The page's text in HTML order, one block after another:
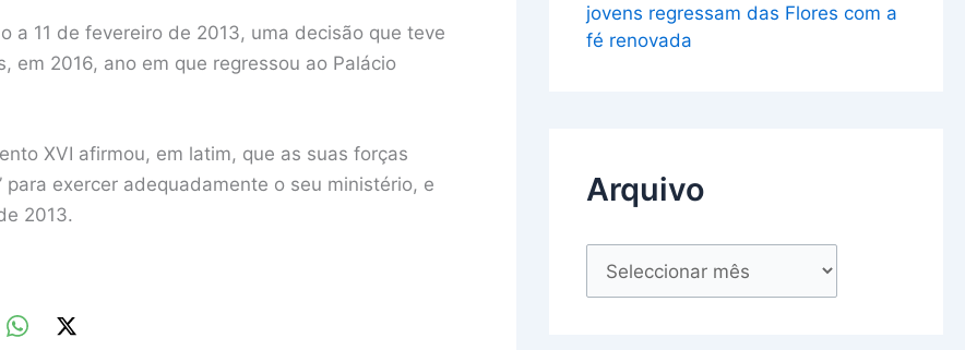
a 11 de fevereiro de 2013, uma decisão que teve
2016, ano em que regressou ao Palácio
XVI afirmou, em latim, que as suas forças
exercer adequadamente o seu ministério, e
2013.
jovens regressam das Flores com a
fé renovada
Arquivo